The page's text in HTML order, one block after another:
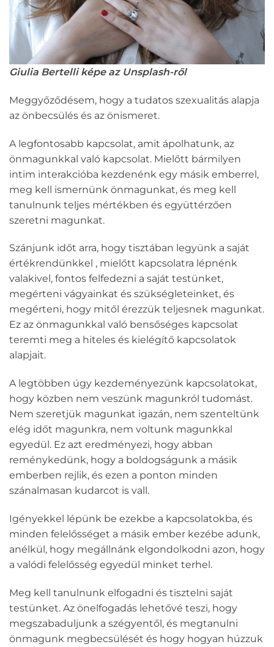
Giulia Bertelli képe az Unsplash-ről
Meggyőződésem, hogy a tudatos szexualitás alapja
az önbecsülés és az önismeret.
A legfontosabb kapcsolat, amit ápolhatunk, az
önmagunkkal való kapcsolat. Mielőtt bármilyen
intim interakcióba kezdenénk egy másik emberrel,
meg kell ismernünk önmagunkat, és meg kell
tanulnunk teljes mértékben és együttérzően
szeretni magunkat.
Szánjunk időt arra, hogy tisztában legyünk a saját
értékrendünkkel , mielőtt kapcsolatra lépnénk
valakivel, fontos felfedezni a saját testünket,
megérteni vágyainkat és szükségleteinket, és
megérteni, hogy mitől érezzük teljesnek magunkat.
Ez az önmagunkkal való bensőséges kapcsolat
teremti meg a hiteles és kielégítő kapcsolatok
alapjait.
A legtöbben úgy kezdeményezünk kapcsolatokat,
hogy közben nem veszünk magunkról tudomást.
Nem szeretjük magunkat igazán, nem szenteltünk
elég időt magunkra, nem voltunk magunkkal
egyedül. Ez azt eredményezi, hogy abban
reménykedünk, hogy a boldogságunk a másik
emberben rejlik, és ezen a ponton minden
szánalmasan kudarcot is vall.
Igényekkel lépünk be ezekbe a kapcsolatokba, és
minden felelősséget a másik ember kezébe adunk,
anélkül, hogy megállnánk elgondolkodni azon, hogy
a valódi felelősség egyedül minket terhel.
Meg kell tanulnunk elfogadni és tisztelni saját
testünket. Az önelfogadás lehetővé teszi, hogy
megszabaduljunk a szégyentől, és megtanulni
önmagunk megbecsülését és hogy hogyan húzzuk